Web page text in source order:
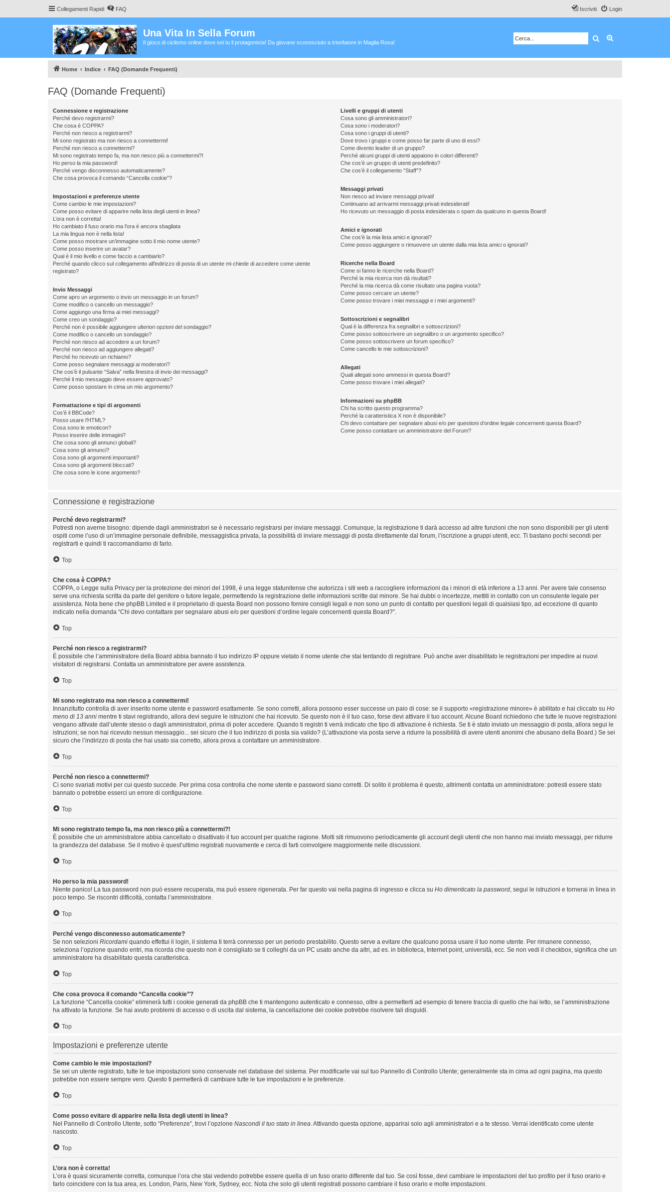
Collegamenti Rapidi FAQ Login
Iscriviti
Una Vita In Sella Forum
Il gioco di ciclismo online dove sei tu il protagonista! Da giovane sconosciuto a trionfatore in Maglia Rosa! Cerca
Home Indice FAQ (Domande Frequenti)
FAQ (Domande Frequenti)
Connessione e registrazione
Perché devo registrarmi?
Che cosa è COPPA?
Perché non riesco a registrarmi?
Mi sono registrato ma non riesco a connettermi!
Perché non riesco a connettermi?
Mi sono registrato tempo fa, ma non riesco più a connettermi?!
Ho perso la mia password!
Perché vengo disconnesso automaticamente?
Che cosa provoca il comando “Cancella cookie”?
Impostazioni e preferenze utente
Come cambio le mie impostazioni?
Come posso evitare di apparire nella lista degli utenti in linea?
L’ora non è corretta!
Ho cambiato il fuso orario ma l’ora è ancora sbagliata
La mia lingua non è nella lista!
Come posso mostrare un’immagine sotto il mio nome utente?
Come posso inserire un avatar?
Qual è il mio livello e come faccio a cambiarlo?
Perché quando clicco sul collegamento all’indirizzo di posta di un utente mi chiede di accedere come utente
registrato?
Invio Messaggi
Come apro un argomento o invio un messaggio in un forum?
Come modifico o cancello un messaggio?
Come aggiungo una firma ai miei messaggi?
Come creo un sondaggio?
Perché non è possibile aggiungere ulteriori opzioni del sondaggio?
Come modifico o cancello un sondaggio?
Perché non riesco ad accedere a un forum?
Perché non riesco ad aggiungere allegati?
Perché ho ricevuto un richiamo?
Come posso segnalare messaggi ai moderatori?
Che cos’è il pulsante “Salva” nella finestra di invio dei messaggi?
Perché il mio messaggio deve essere approvato?
Come posso spostare in cima un mio argomento?
Formattazione e tipi di argomenti
Cos’è il BBCode?
Posso usare l’HTML?
Cosa sono le emoticon?
Posso inserire delle immagini?
Che cosa sono gli annunci globali?
Cosa sono gli annunci?
Cosa sono gli argomenti importanti?
Cosa sono gli argomenti bloccati?
Che cosa sono le icone argomento?
Livelli e gruppi di utenti
Cosa sono gli amministratori?
Cosa sono i moderatori?
Cosa sono i gruppi di utenti?
Dove trovo i gruppi e come posso far parte di uno di essi?
Come divento leader di un gruppo?
Perché alcuni gruppi di utenti appaiono in colori differenti?
Che cos’è un gruppo di utenti predefinito?
Che cos’è il collegamento “Staff”?
Messaggi privati
Non riesco ad inviare messaggi privati!
Continuano ad arrivarmi messaggi privati indesiderati!
Ho ricevuto un messaggio di posta indesiderata o spam da qualcuno in questa Board!
Amici e ignorati
Che cos’è la mia lista amici e ignorati?
Come posso aggiungere o rimuovere un utente dalla mia lista amici o ignorati?
Ricerche nella Board
Come si fanno le ricerche nella Board?
Perché la mia ricerca non dà risultati?
Perché la mia ricerca dà come risultato una pagina vuota?
Come posso cercare un utente?
Come posso trovare i miei messaggi e i miei argomenti?
Sottoscrizioni e segnalibri
Qual è la differenza fra segnalibri e sottoscrizioni?
Come posso sottoscrivere un segnalibro o un argomento specifico?
Come posso sottoscrivere un forum specifico?
Come cancello le mie sottoscrizioni?
Allegati
Quali allegati sono ammessi in questa Board?
Come posso trovare i miei allegati?
Informazioni su phpBB
Chi ha scritto questo programma?
Perché la caratteristica X non è disponibile?
Chi devo contattare per segnalare abusi e/o per questioni d’ordine legale concernenti questa Board?
Come posso contattare un amministratore del Forum?
Connessione e registrazione
Perché devo registrarmi?
Potresti non averne bisogno: dipende dagli amministratori se è necessario registrarsi per inviare messaggi. Comunque, la registrazione ti darà accesso ad altre funzioni che non sono disponibili per gli utenti
ospiti come l’uso di un’immagine personale definibile, messaggistica privata, la possibilità di inviare messaggi di posta direttamente dal forum, l’iscrizione a gruppi utenti, ecc. Ti bastano pochi secondi per
registrarti e quindi ti raccomandiamo di farlo.
Top
Che cosa è COPPA?
COPPA, o Legge sulla Privacy per la protezione dei minori del 1998, è una legge statunitense che autorizza i siti web a raccogliere informazioni da i minori di età inferiore a 13 anni. Per avere tale consenso
serve una richiesta scritta da parte del genitore o tutore legale, permettendo la registrazione delle informazioni scritte dal minore. Se hai dubbi o incertezze, mettiti in contatto con un consulente legale per
assistenza. Nota bene che phpBB Limited e il proprietario di questa Board non possono fornire consigli legali e non sono un punto di contatto per questioni legali di qualsiasi tipo, ad eccezione di quanto
indicato nella domanda “Chi devo contattare per segnalare abusi e/o per questioni d’ordine legale concernenti questa Board?”.
Top
Perché non riesco a registrarmi?
È possibile che l’amministratore della Board abbia bannato il tuo indirizzo IP oppure vietato il nome utente che stai tentando di registrare. Può anche aver disabilitato le registrazioni per impedire ai nuovi
visitatori di registrarsi. Contatta un amministratore per avere assistenza.
Top
Mi sono registrato ma non riesco a connettermi!
Innanzitutto controlla di aver inserito nome utente e password esattamente. Se sono corretti, allora possono esser successe un paio di cose: se il supporto «registrazione minore» è abilitato e hai cliccato su Ho
meno di 13 anni mentre ti stavi registrando, allora devi seguire le istruzioni che hai ricevuto. Se questo non è il tuo caso, forse devi attivare il tuo account. Alcune Board richiedono che tutte le nuove registrazioni
vengano attivate dall’utente stesso o dagli amministratori, prima di poter accedere. Quando ti registri ti verrà indicato che tipo di attivazione è richiesta. Se ti è stato inviato un messaggio di posta, allora segui le
istruzioni; se non hai ricevuto nessun messaggio... sei sicuro che il tuo indirizzo di posta sia valido? (L’attivazione via posta serve a ridurre la possibilità di avere utenti anonimi che abusano della Board.) Se sei
sicuro che l’indirizzo di posta che hai usato sia corretto, allora prova a contattare un amministratore.
Top
Perché non riesco a connettermi?
Ci sono svariati motivi per cui questo succede. Per prima cosa controlla che nome utente e password siano corretti. Di solito il problema è questo, altrimenti contatta un amministratore: potresti essere stato
bannato o potrebbe esserci un errore di configurazione.
Top
Mi sono registrato tempo fa, ma non riesco più a connettermi?!
È possibile che un amministratore abbia cancellato o disattivato il tuo account per qualche ragione. Molti siti rimuovono periodicamente gli account degli utenti che non hanno mai inviato messaggi, per ridurre
la grandezza del database. Se il motivo è quest’ultimo registrati nuovamente e cerca di farti coinvolgere maggiormente nelle discussioni.
Top
Ho perso la mia password!
Niente panico! La tua password non può essere recuperata, ma può essere rigenerata. Per far questo vai nella pagina di ingresso e clicca su Ho dimenticato la password, segui le istruzioni e tornerai in linea in
poco tempo. Se riscontri difficoltà, contatta l’amministratore.
Top
Perché vengo disconnesso automaticamente?
Se non selezioni Ricordami quando effettui il login, il sistema ti terrà connesso per un periodo prestabilito. Questo serve a evitare che qualcuno possa usare il tuo nome utente. Per rimanere connesso,
seleziona l’opzione quando entri, ma ricorda che questo non è consigliato se ti colleghi da un PC usato anche da altri, ad es. in biblioteca, Internet point, università, ecc. Se non vedi il checkbox, significa che un
amministratore ha disabilitato questa caratteristica.
Top
Che cosa provoca il comando “Cancella cookie”?
La funzione “Cancella cookie” eliminerà tutti i cookie generati da phpBB che ti mantengono autenticato e connesso, oltre a permetterti ad esempio di tenere traccia di quello che hai letto, se l’amministrazione
ha attivato la funzione. Se hai avuto problemi di accesso o di uscita dal sistema, la cancellazione dei cookie potrebbe risolvere tali disguidi.
Top
Impostazioni e preferenze utente
Come cambio le mie impostazioni?
Se sei un utente registrato, tutte le tue impostazioni sono conservate nel database del sistema. Per modificarle vai sul tuo Pannello di Controllo Utente; generalmente sta in cima ad ogni pagina, ma questo
potrebbe non essere sempre vero. Questo ti permetterà di cambiare tutte le tue impostazioni e le preferenze.
Top
Come posso evitare di apparire nella lista degli utenti in linea?
Nel Pannello di Controllo Utente, sotto “Preferenze”, trovi l’opzione Nascondi il tuo stato in linea. Attivando questa opzione, apparirai solo agli amministratori e a te stesso. Verrai identificato come utente
nascosto.
Top
L’ora non è corretta!
L’ora è quasi sicuramente corretta, comunque l’ora che stai vedendo potrebbe essere quella di un fuso orario differente dal tuo. Se così fosse, devi cambiare le impostazioni del tuo profilo per il fuso orario e
farlo coincidere con la tua area, es. London, Paris, New York, Sydney, ecc. Nota che solo gli utenti registrati possono cambiare il fuso orario e molte impostazioni.